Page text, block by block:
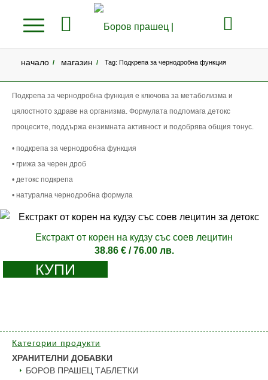
начало / магазин / Tag: Подкрепа за чернодробна функция
Подкрепа за чернодробна функция е ключова за метаболизма и
цялостното здраве на организма. Формулата подпомага детокс
процесите, поддържа ензимната активност и подобрява общия тонус.
• подкрепа за чернодробна функция
• грижа за черен дроб
• детокс подкрепа
• натурална чернодробна формула
Екстракт от корен на кудзу със соев лецитин
38.86 €/ 76.00 лв.
КУПИ
Категории продукти
ХРАНИТЕЛНИ ДОБАВКИ
БОРОВ ПРАШЕЦ ТАБЛЕТКИ